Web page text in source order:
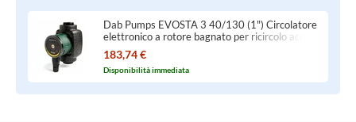
Dab Pumps EVOSTA 3 40/130 (1") Circolatore
elettronico a rotore bagnato per ricircolo acqua
in impianti di riscaldamento e condizionamento,
bocche filettate DN25 (G 1” 1/2), portata max
2.9 m³/h - prevalenza max 4 m, sistema
antibloccaggio 60231861
183,74 €
Disponibilità immediata